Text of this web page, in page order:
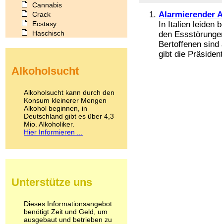
Alarmierender
In Italien leiden
den
Bertoffenen
gibt die
Cannabis
Crack
Ecstasy
Haschisch
Kokain
LSD
Marihuana
Medikamente
Meskalin
Metamphetamin
Methadon
Pilze
Psychopharmaka
Schlafmittel
Schmerzmittel
Alkoholsucht
Alkoholsucht kann durch den
Konsum kleinerer Mengen
Alkohol beginnen, in
Deutschland gibt es über 4,3
Mio. Alkoholiker.
Hier Informieren ...
Unterstütze uns
Dieses Informationsangebot
benötigt Zeit und Geld, um
ausgebaut und betrieben zu